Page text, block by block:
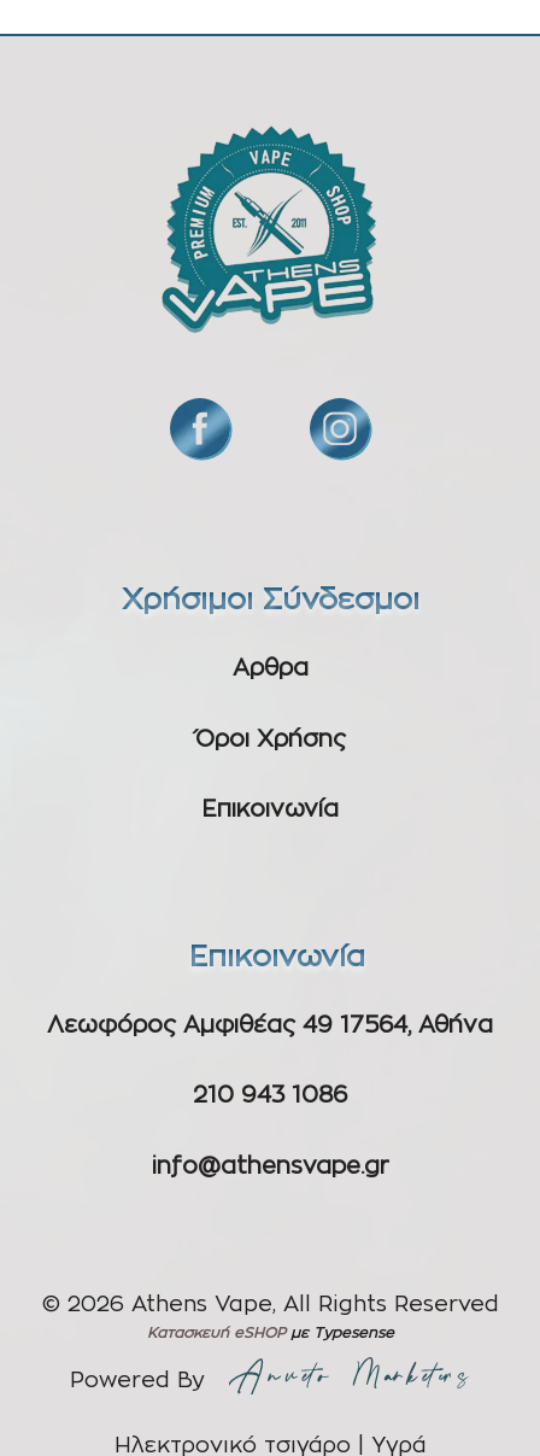
Χρήσιμοι Σύνδεσμοι
Αρθρα
Όροι Χρήσης
Επικοινωνία
Επικοινωνία
Λεωφόρος Αμφιθέας 49 17564, Αθήνα
210 943 1086
info@athensvape.gr
© 2026 Athens Vape, All Rights Reserved
Κατασκευή eSHOPμε Typesense
Powered By
Ηλεκτρονικό τσιγάρο | Υγρά